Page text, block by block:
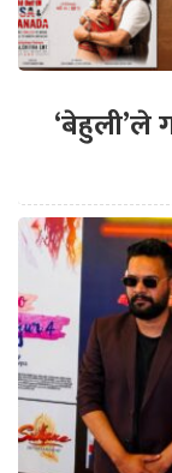
‘बेहुली’ले